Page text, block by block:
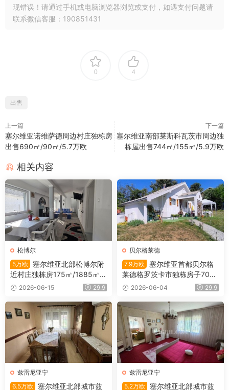
现错误！请通过手机或电脑浏览器浏览或支付，如遇支付问题请
联系微信客服：190851431
0 4
出售
上一篇
塞尔维亚诺维萨德周边村庄独栋房
出售690㎡/90㎡/5.7万欧
下一篇
塞尔维亚南部莱斯科瓦茨市周边独
栋屋出售744㎡/155㎡/5.9万欧
相关内容
松博尔
5万欧
塞尔维亚北部松博尔附
近村庄独栋房175㎡/1885㎡/5
万欧2026-06-15 29.9
贝尔格莱德
7.9万欧
塞尔维亚首都贝尔格
莱德格罗茨卡市独栋房子700
㎡/51㎡/7.9万欧
2026-06-04 29.9
兹雷尼亚宁
6.5万欧
塞尔维亚北部城市兹
兹雷尼亚宁
5.2万欧
塞尔维亚北部城市兹